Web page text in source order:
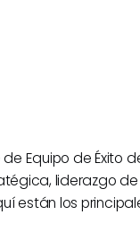
Equipo de Éxito
liderazgo
están los